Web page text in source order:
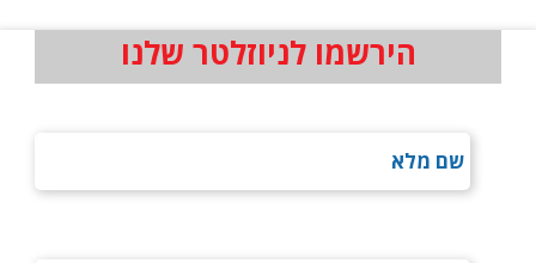
הירשמו לניוזלטר שלנו